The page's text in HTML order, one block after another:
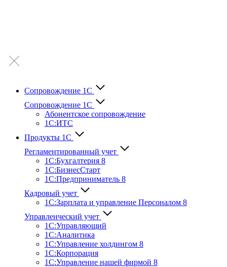
Сопровождение 1С
Сопровождение 1С
Абонентское сопровождение
1С:ИТС
Продукты 1С
Регламентированный учет
1C:Бухгалтерия 8
1С:БизнесСтарт
1C:Предприниматель 8
Кадровый учет
1С:Зарплата и управление Персона­лом 8
Управленческий учет
1С:Управляющий
1С:Аналитика
1С:Управление холдингом 8
1С:Корпорация
1С:Управление нашей фирмой 8